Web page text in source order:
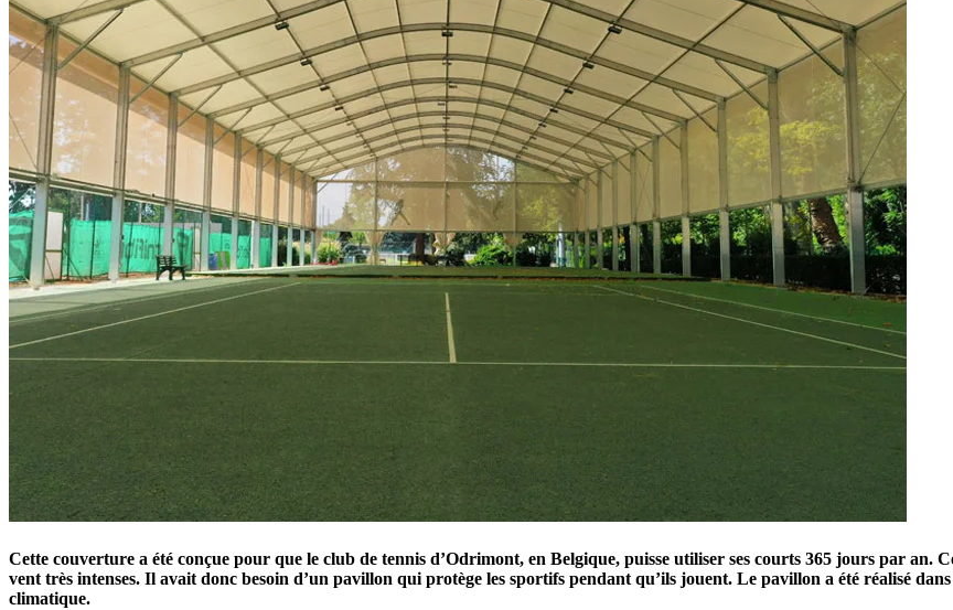
Cette couverture a été conçue pour que le club de tennis d’Odrimont, en Belgique, puisse utiliser ses courts 365 jours par an.
vent très intenses. Il avait donc besoin d’un pavillon qui protège les sportifs pendant qu’ils jouent. Le pavillon a été réalisé
climatique.